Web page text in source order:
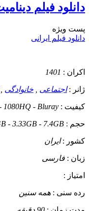
دانلود فیلم
پست ويژه
دانلود فیلم ایرانی
اکران : 1401
ژانر :اجتماعی خانوادگی
کیفیت : 1080HQ - Bluray
حجم : - 3.33GB - 7.4GB
کشور :ایران
زبان : فارسی
امتیاز :
رده سنی : همه سنین